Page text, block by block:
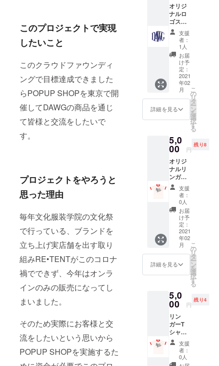
このプロジェクトで実現
したいこと
このクラウドファウンディ
ングで目標達成できました
らPOPUP SHOPを東京で開
催してDAWGの商品を通じ
て皆様と交流をしたいで
す。
プロジェクトをやろうと
思った理由
毎年文化服装学院の文化祭
で行っている、ブランドを
立ち上げ実店舗を出す取り
組みRE•TENTがこのコロナ
禍でできず、今年はオンラ
インのみの販売になってし
まいました。
そのため実際にお客様と交
流をしたいという思いから
POPUP SHOPを実施するた
の商品を着
てもらうこ
とでお客様
との繋がり
を感じ、仲
間のように
想いあえる
関係性を築
きたいで
す！
オリジ
ナルロ
ゴス
テッ
カーと
メッ
セージ
カード
を送ら
せてい
ただき
ます。
こちら
は、送
料/税込
みと
おりま
す。
支援
者：
1人
お届
け予
定：
2021
年02
月
詳細を見る
こ
の
リ
タ
ー
ン
を
選
択
す
る
5,0
00 円
残り8
オリジ
ナルリ
ンガーT
シャツ
XSサイ
ズとロ
ゴス
テッ
カー、
メッ
セージ
カード
を送ら
せてい
ただき
ます。
ガーT
シャ
ツ XS
サイズ
着
丈
６４ 身
幅
４４ 袖
丈
支援
者：
0人
お届
け予
定：
2021
年02
月
詳細を見る
こ
の
リ
タ
ー
ン
を
選
択
す
る
5,0
00 円
残り4
リン
ガーT
シャツS
サイズ
とロゴ
ステッ
カー、
支援
者：
0人